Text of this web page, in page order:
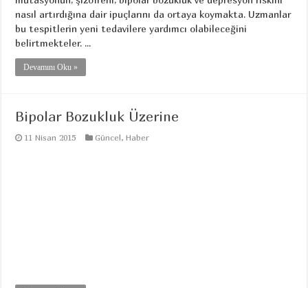
nasıl artırdığına dair ipuçlarını da ortaya koymakta. Uzmanlar
bu tespitlerin yeni tedavilere yardımcı olabileceğini
belirtmekteler. ...
Devamını Oku »
Bipolar Bozukluk Üzerine
11 Nisan 2015 Güncel,Haber